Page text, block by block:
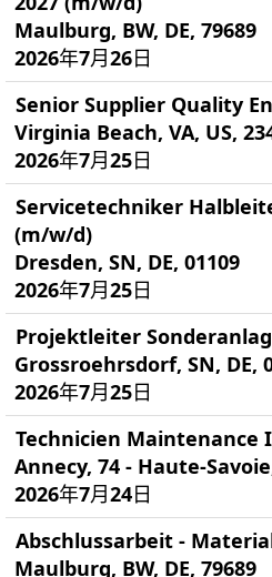
Maulburg, BW, DE, 79689
2026年7月26日
Senior Supplier Quality
Virginia Beach, VA, US,
2026年7月25日
Servicetechniker
(m/w/d)
Dresden, SN, DE, 01109
2026年7月25日
Projektleiter
Grossroehrsdorf, SN, DE,
2026年7月25日
Technicien Maintenance
Annecy, 74 - Haute-
2026年7月24日
Abschlussarbeit -
Maulburg, BW, DE, 79689